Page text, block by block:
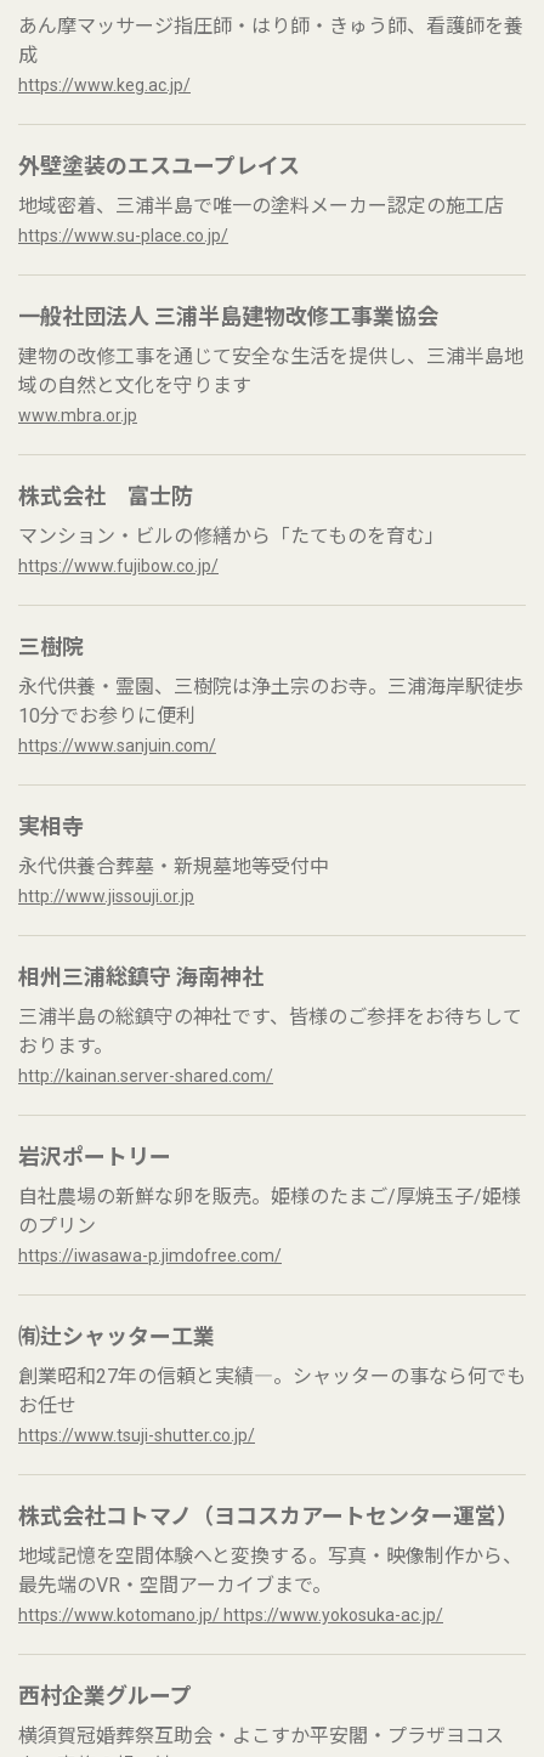
あん摩マッサージ指圧師・はり師・きゅう師、看護師を養
成
https://www.keg.ac.jp/
外壁塗装のエスユープレイス
地域密着、三浦半島で唯一の塗料メーカー認定の施工店
https://www.su-place.co.jp/
一般社団法人 三浦半島建物改修工事業協会
建物の改修工事を通じて安全な生活を提供し、三浦半島地
域の自然と文化を守ります
www.mbra.or.jp
株式会社 富士防
マンション・ビルの修繕から「たてものを育む」
https://www.fujibow.co.jp/
三樹院
永代供養・霊園、三樹院は浄土宗のお寺。三浦海岸駅徒歩
10分でお参りに便利
https://www.sanjuin.com/
実相寺
永代供養合葬墓・新規墓地等受付中
http://www.jissouji.or.jp
相州三浦総鎮守 海南神社
三浦半島の総鎮守の神社です、皆様のご参拝をお待ちして
おります。
http://kainan.server-shared.com/
岩沢ポートリー
自社農場の新鮮な卵を販売。姫様のたまご/厚焼玉子/姫様
のプリン
https://iwasawa-p.jimdofree.com/
㈲辻シャッター工業
創業昭和27年の信頼と実績―。シャッターの事なら何でも
お任せ
https://www.tsuji-shutter.co.jp/
株式会社コトマノ（ヨコスカアートセンター運営）
地域記憶を空間体験へと変換する。写真・映像制作から、
最先端のVR・空間アーカイブまで。
https://www.kotomano.jp/ https://www.yokosuka-ac.jp/
西村企業グループ
横須賀冠婚葬祭互助会・よこすか平安閣・プラザヨコス